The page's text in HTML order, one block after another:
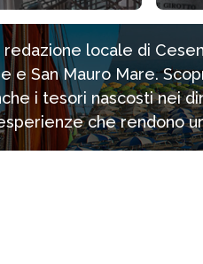
locale di
e San Mauro Mare.
i tesori nascosti nei
che rendono